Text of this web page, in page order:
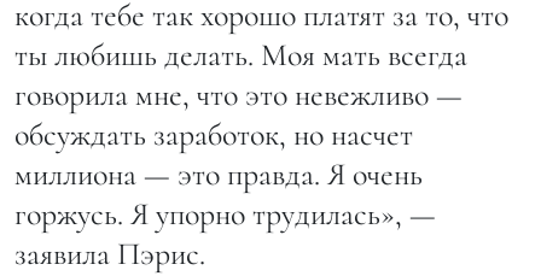
когда тебе так хорошо платят за то, что
ты любишь делать. Моя мать всегда
говорила мне, что это невежливо —
обсуждать заработок, но насчет
миллиона — это правда. Я очень
горжусь. Я упорно трудилась», —
заявила Пэрис.